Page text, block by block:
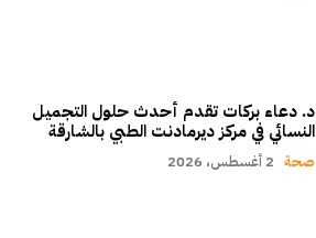
د. دعاء بركات تقدم أحدث حلول التجميل
النسائي في مركز ديرمادنت الطبي بالشارقة
صحة 2 أغسطس، 2026